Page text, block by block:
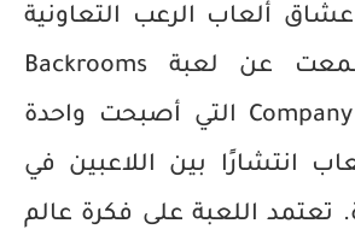
ألعاب الرعب التعاونية
سمعت عن لعبة Backrooms
التي أصبحت واحدة
انتشارًا بين اللاعبين في
تعتمد اللعبة على فكرة عالم